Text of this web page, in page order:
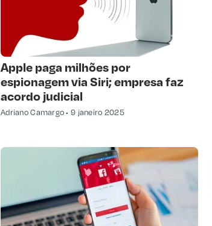
Apple paga milhões por
espionagem via Siri; empresa faz
acordo judicial
Adriano Camargo 9 janeiro 2025